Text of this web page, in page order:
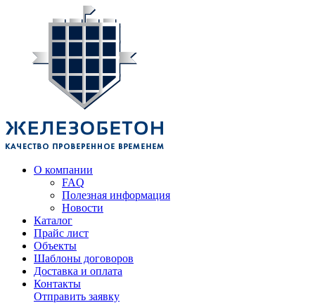
О компании
FAQ
Полезная информация
Новости
Каталог
Прайс лист
Объекты
Шаблоны договоров
Доставка и оплата
Контакты
Отправить заявку